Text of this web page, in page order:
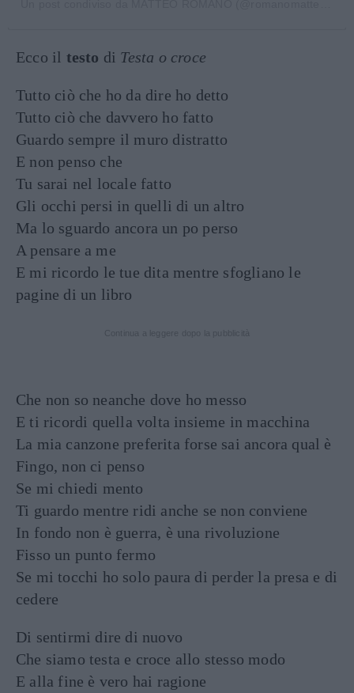
Ecco il testo di Testa o croce
Tutto ciò che ho da dire ho detto
Tutto ciò che davvero ho fatto
Guardo sempre il muro distratto
E non penso che
Tu sarai nel locale fatto
Gli occhi persi in quelli di un altro
Ma lo sguardo ancora un po perso
A pensare a me
E mi ricordo le tue dita mentre sfogliano le
pagine di un libro
Che non so neanche dove ho messo
E ti ricordi quella volta insieme in macchina
La mia canzone preferita forse sai ancora qual è
Fingo, non ci penso
Se mi chiedi mento
Ti guardo mentre ridi anche se non conviene
In fondo non è guerra, è una rivoluzione
Fisso un punto fermo
Se mi tocchi ho solo paura di perder la presa e di
cedere
Di sentirmi dire di nuovo
Che siamo testa e croce allo stesso modo
E alla fine è vero hai ragione